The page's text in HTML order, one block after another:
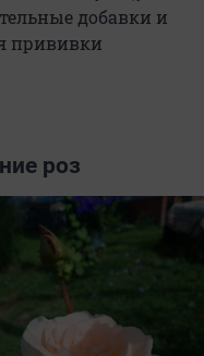
добавки и
прививки
роз